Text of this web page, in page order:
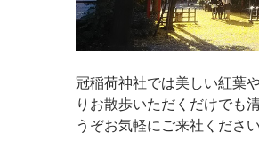
冠稲荷神社では美しい紅葉
りお散歩いただくだけでも
うぞお気軽にご来社くださ